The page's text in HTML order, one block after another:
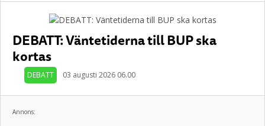
DEBATT: Väntetiderna till BUP ska
kortas
DEBATT 03 augusti 2026 06.00
Annons: